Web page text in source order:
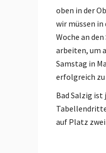
oben in der
wir müssen
Woche an
arbeiten, um
Samstag in
erfolgreich zu
Bad Salzig
auf Platz